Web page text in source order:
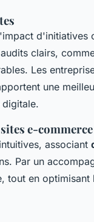
d'initiatives
clairs,
Les
une
e-commerce
associant
Par un
tout en